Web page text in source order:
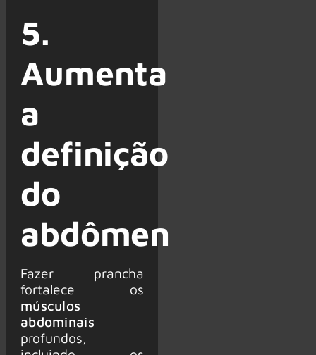
5.
Aumenta
a
definição
do
abdômen
Fazer prancha
fortalece os
músculos
abdominais
profundos,